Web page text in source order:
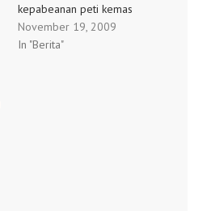
kepabeanan peti kemas
impor secara online
untuk surat perintah
November 19, 2009
In "Berita"